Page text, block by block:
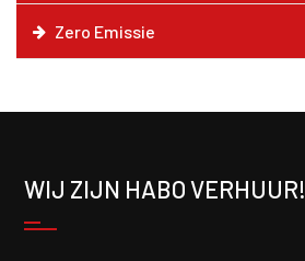
Zero Emissie
WIJ ZIJN HABO VERHUUR!